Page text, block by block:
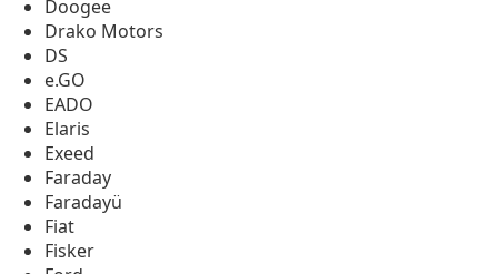
Doogee
Drako Motors
DS
e.GO
EADO
Elaris
Exeed
Faraday
Faradayü
Fiat
Fisker